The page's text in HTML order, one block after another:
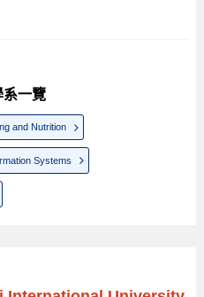
一覽
and Nutrition
Systems